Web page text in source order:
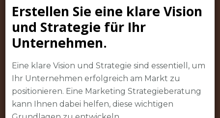
Erstellen Sie eine klare Vision
und Strategie für Ihr
Unternehmen.
Eine klare Vision und Strategie sind essentiell, um
Ihr Unternehmen erfolgreich am Markt zu
positionieren. Eine Marketing Strategieberatung
kann Ihnen dabei helfen, diese wichtigen